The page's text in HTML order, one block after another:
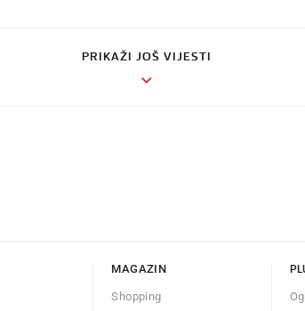
PRIKAŽI JOŠ VIJESTI
MAGAZIN
Shopping